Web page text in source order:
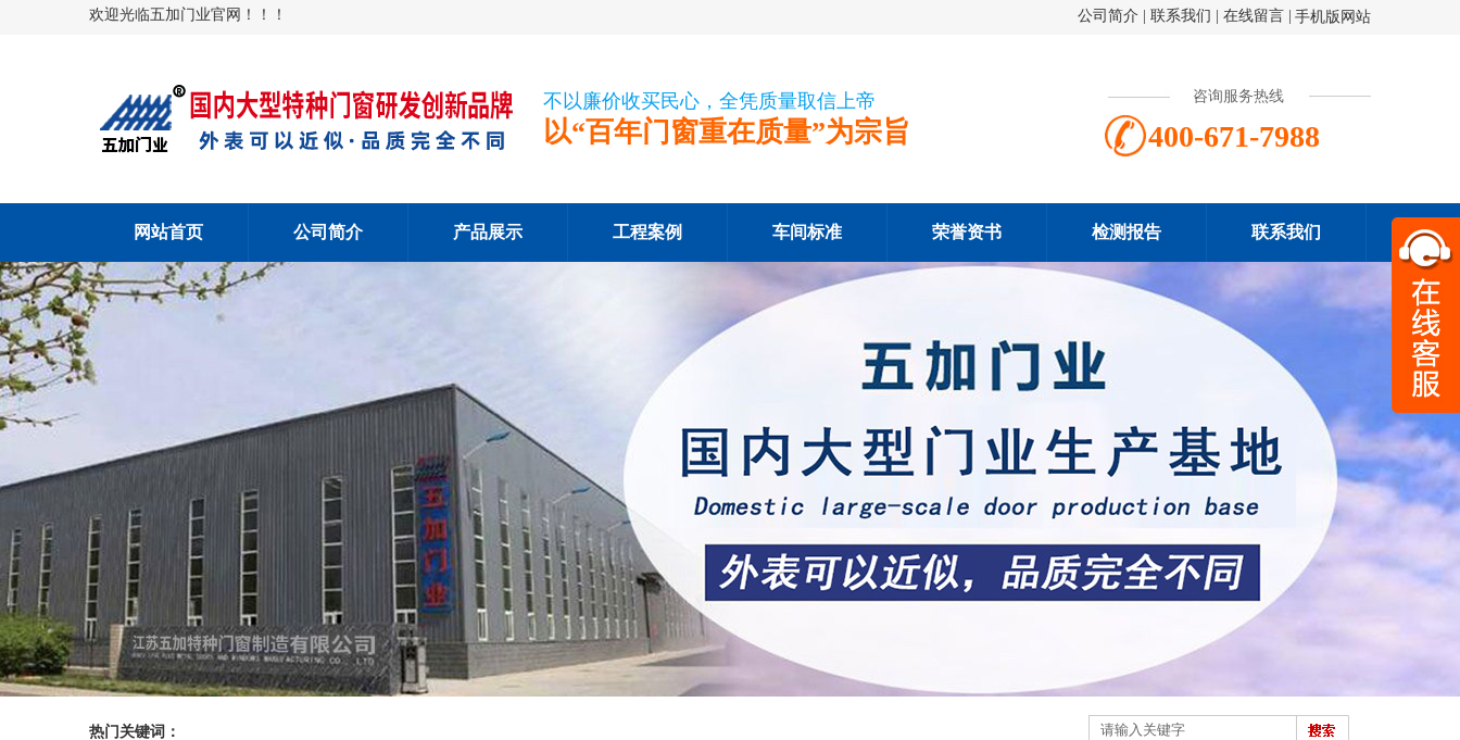
欢迎光临五加门业官网！！！ 手机版网站
公司简介 联系我们 在线留言
不以廉价收买民心，全凭质量取信上帝
以“百年门窗重在质量”为宗旨
咨询服务热线
400-671-7988
网站首页 公司简介 产品展示 工程案例 车间标准 荣誉资书 检测报告 联系我们
热门关键词：
扫一